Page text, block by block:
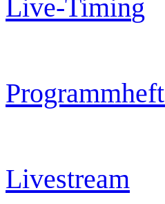
Live-Timing
Programmheft
Livestream